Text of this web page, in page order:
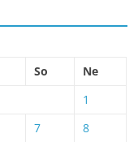
So
Ne
1
7
8